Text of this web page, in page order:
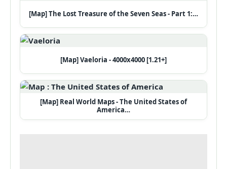
[Map] The Lost Treasure of the Seven Seas - Part 1:…
[Map] Vaeloria - 4000x4000 [1.21+]
[Map] Real World Maps - The United States of
America…